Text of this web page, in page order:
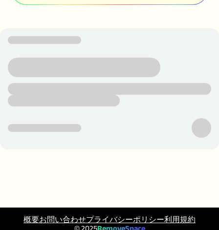
© 2025RemoveSpace
概要お問い合わせプライバシーポリシー利用規約